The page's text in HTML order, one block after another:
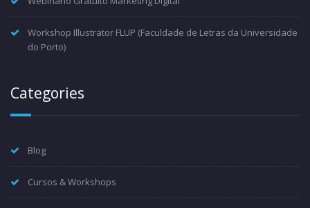
Workshop Illustrator FLUP (Faculdade de Letras da Universidade
do Porto)
Categories
Blog
Cursos & Workshops